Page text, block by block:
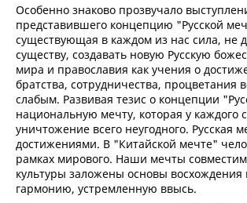
Особенно знаково прозвучало
представившего концепцию "Русской
существующая в каждом из нас сила, не
существу, создавать новую Русскую
мира и православия как учения о
братства, сотрудничества, процветания
слабым. Развивая тезис о концепции
национальную мечту, которая у
уничтожение всего неугодного.
достижениями. В "Китайской мечте"
рамках мирового. Наши мечты
культуры заложены основы
гармонию, устремленную ввысь.